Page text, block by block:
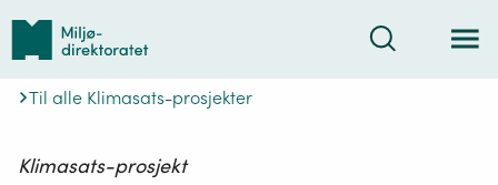
Tilbake
forsiden
Søk
Til alle Klimasats-prosjekter
Klimasats-prosjekt